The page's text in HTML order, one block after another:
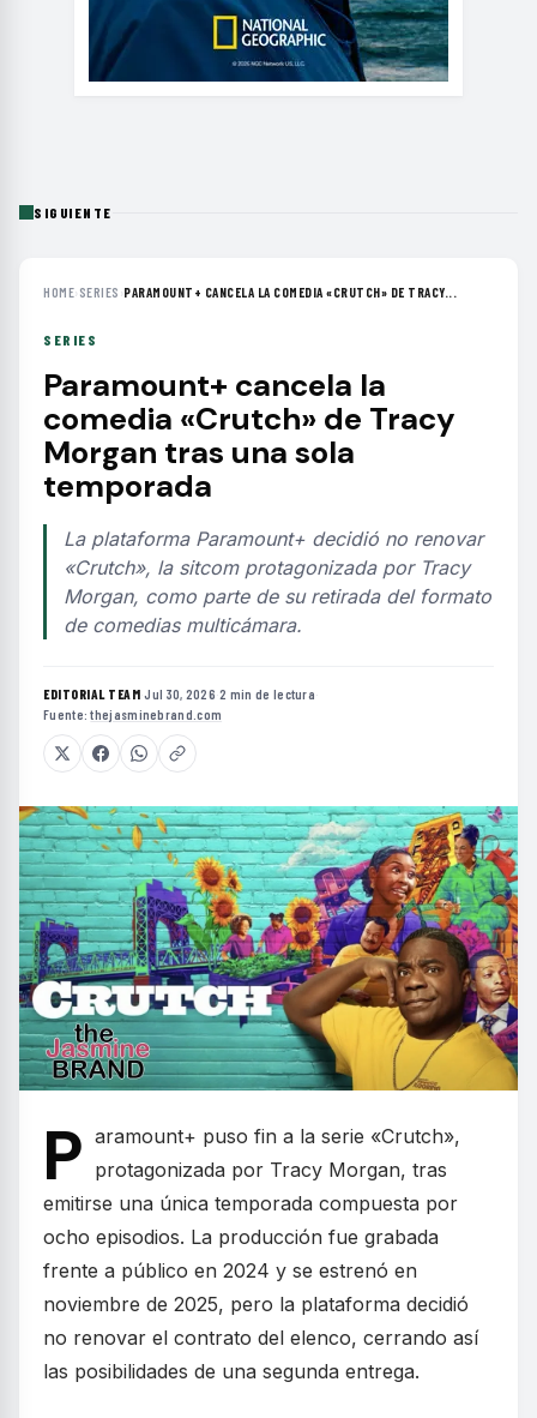
SIGUIENTE
HOME› SERIES ›PARAMOUNT+ CANCELA LA COMEDIA «CRUTCH» DE TRACY...
SERIES
Paramount+ cancela la
comedia «Crutch» de Tracy
Morgan tras una sola
temporada
La plataforma Paramount+ decidió no renovar
«Crutch», la sitcom protagonizada por Tracy
Morgan, como parte de su retirada del formato
de comedias multicámara.
EDITORIAL TEAM·Jul 30, 2026·2 min de lectura·
Fuente:thejasminebrand.com
P aramount+ puso fin a la serie «Crutch»,
protagonizada por Tracy Morgan, tras
emitirse una única temporada compuesta por
ocho episodios. La producción fue grabada
frente a público en 2024 y se estrenó en
noviembre de 2025, pero la plataforma decidió
no renovar el contrato del elenco, cerrando así
las posibilidades de una segunda entrega.